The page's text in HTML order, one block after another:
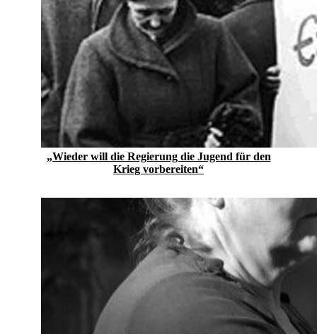
„Wieder will die Regierung die Jugend für den
Krieg vorbereiten“